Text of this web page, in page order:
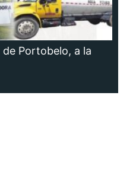
Portobelo, a la